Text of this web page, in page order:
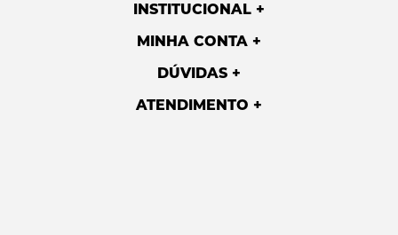
INSTITUCIONAL
MINHA CONTA
DÚVIDAS
ATENDIMENTO